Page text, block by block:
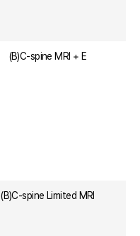
(B)C-spine MRI + E
(B)C-spine Limited MRI